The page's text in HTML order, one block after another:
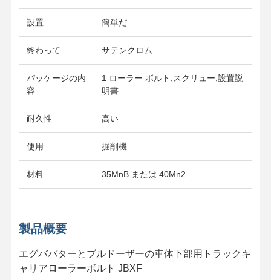
設置 簡単だ
終わって サテンクロム
パッケージの内
容
1 ローラー ボルト,スクリュー,設置説
明書
耐久性 高い
使用 掘削機
材料 35MnB または 40Mn2
製品概要
エグババターとブルドーザーの車体下部用トラックキ
ャリアローラーボルト JBXF